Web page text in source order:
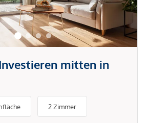
mitten in
2 Zimmer